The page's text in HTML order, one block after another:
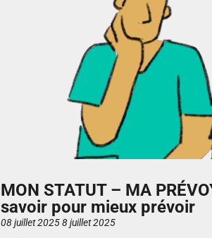
MON STATUT – MA
savoir pour mieux prévoir
08 juillet 20258 juillet 2025